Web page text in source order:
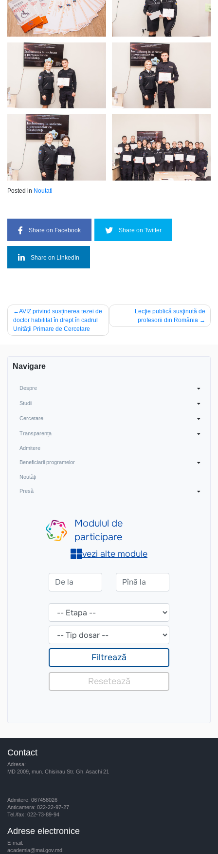
Posted in Noutati
Share on Facebook Share on Twitter
Share on LinkedIn
Post
navigation
AVIZ privind susținerea tezei de
doctor habilitat în drept în cadrul
Unității Primare de Cercetare
Lecţie publică susţinută de
profesorii din România
Navigare
Despre
Studii
Cercetare
Transparența
Admitere
Beneficiarii programelor
Noutăți
Presă
Contact
Adresa:
MD 2009, mun. Chisinau Str. Gh. Asachi 21
Admitere: 067458026
Anticamera: 022-22-97-27
Tel./fax: 022-73-89-94
Adrese electronice
E-mail:
academia@mai.gov.md